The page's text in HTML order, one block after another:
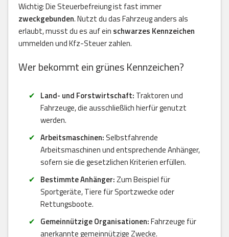
Wichtig: Die Steuerbefreiung ist fast immer
zweckgebunden. Nutzt du das Fahrzeug anders als
erlaubt, musst du es auf ein schwarzes Kennzeichen
ummelden und Kfz-Steuer zahlen.
Wer bekommt ein grünes Kennzeichen?
Land- und Forstwirtschaft: Traktoren und
Fahrzeuge, die ausschließlich hierfür genutzt
werden.
Arbeitsmaschinen: Selbstfahrende
Arbeitsmaschinen und entsprechende Anhänger,
sofern sie die gesetzlichen Kriterien erfüllen.
Bestimmte Anhänger:Zum Beispiel für
Sportgeräte, Tiere für Sportzwecke oder
Rettungsboote.
Gemeinnützige Organisationen:Fahrzeuge für
anerkannte gemeinnützige Zwecke.